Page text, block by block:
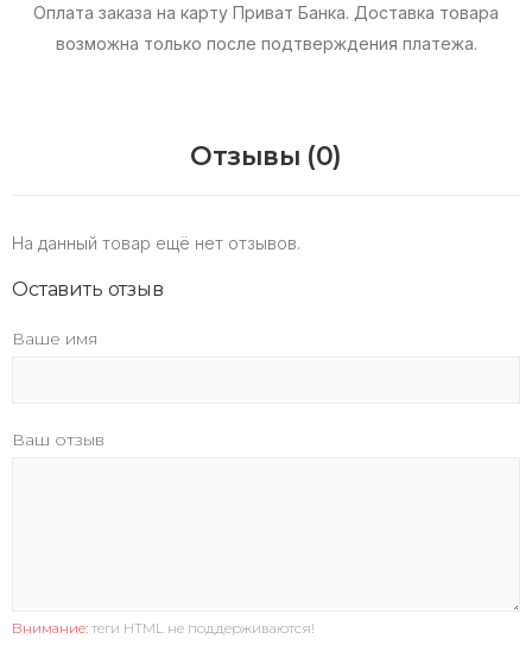
Оплата заказа на карту Приват Банка. Доставка товара
возможна только после подтверждения платежа.
Отзывы (0)
На данный товар ещё нет отзывов.
Оставить отзыв
Ваше имя
Ваш отзыв
Внимание: теги HTML не поддерживаются!